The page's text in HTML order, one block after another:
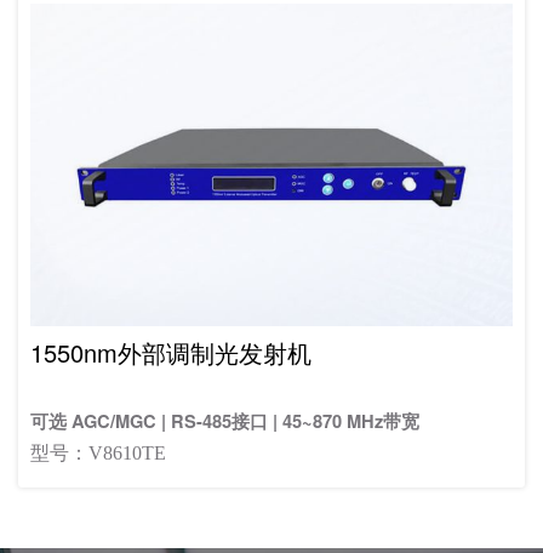
1550nm外部调制光发射机
可选 AGC/MGC | RS-485接口 | 45~870 MHz带宽
型号：V8610TE